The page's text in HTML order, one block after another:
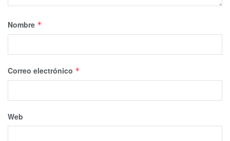
Nombre *
Correo electrónico *
Web